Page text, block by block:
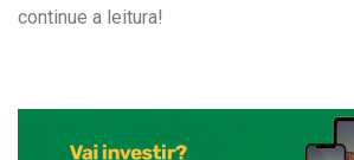
continue a leitura!